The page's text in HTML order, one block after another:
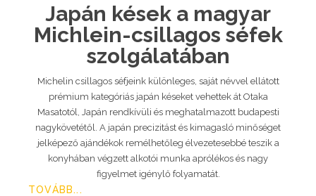
Japán kések a magyar
Michlein-csillagos séfek
szolgálatában
Michelin csillagos séfjeink különleges, saját névvel ellátott
prémium kategóriás japán késeket vehettek át Otaka
Masatotól, Japán rendkívüli és meghatalmazott budapesti
nagykövetétől. A japán precizitást és kimagasló minőséget
jelképező ajándékok remélhetőleg élvezetesebbé teszik a
konyhában végzett alkotói munka aprólékos és nagy
figyelmet igénylő folyamatát.
TOVÁBB...